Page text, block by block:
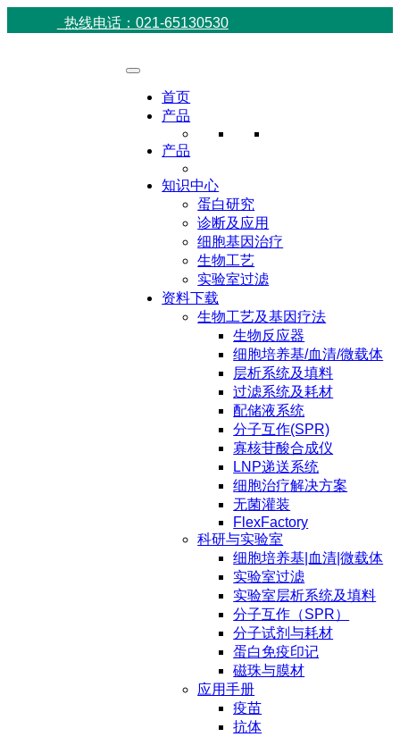
热线电话：021-65130530
首页
产品
产品
知识中心
蛋白研究
诊断及应用
细胞基因治疗
生物工艺
实验室过滤
资料下载
生物工艺及基因疗法
生物反应器
细胞培养基/血清/微载体
层析系统及填料
过滤系统及耗材
配储液系统
分子互作(SPR)
寡核苷酸合成仪
LNP递送系统
细胞治疗解决方案
无菌灌装
FlexFactory
科研与实验室
细胞培养基|血清|微载体
实验室过滤
实验室层析系统及填料
分子互作（SPR）
分子试剂与耗材
蛋白免疫印记
磁珠与膜材
应用手册
疫苗
抗体